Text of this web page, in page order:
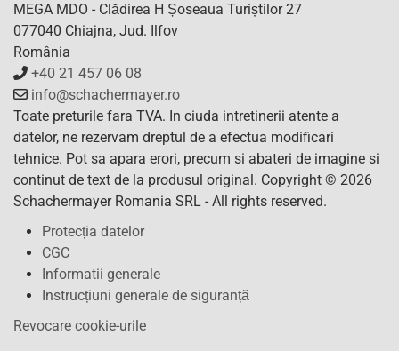
MEGA MDO - Clădirea H Șoseaua Turiștilor 27
077040 Chiajna, Jud. Ilfov
România
+40 21 457 06 08
info@schachermayer.ro
Toate preturile fara TVA. In ciuda intretinerii atente a
datelor, ne rezervam dreptul de a efectua modificari
tehnice. Pot sa apara erori, precum si abateri de imagine si
continut de text de la produsul original. Copyright © 2026
Schachermayer Romania SRL - All rights reserved.
Protecția datelor
CGC
Informatii generale
Instrucțiuni generale de siguranță
Revocare cookie-urile